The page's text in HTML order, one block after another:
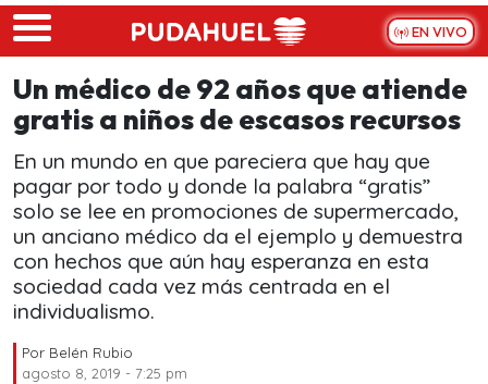
Skip to main content
EN VIVO
Un médico de 92 años que atiende
gratis a niños de escasos recursos
En un mundo en que pareciera que hay que
pagar por todo y donde la palabra “gratis”
solo se lee en promociones de supermercado,
un anciano médico da el ejemplo y demuestra
con hechos que aún hay esperanza en esta
sociedad cada vez más centrada en el
individualismo.
Por Belén Rubio
agosto 8, 2019 - 7:25 pm